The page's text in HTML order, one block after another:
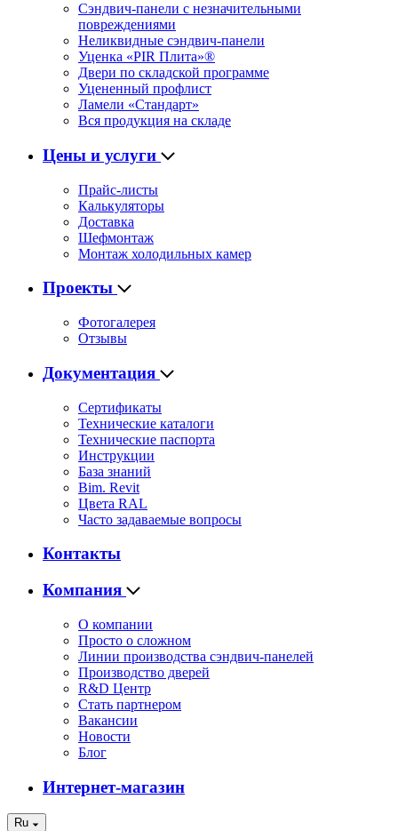
Сэндвич-панели с незначительными
повреждениями
Неликвидные сэндвич-панели
Уценка «PIR Плита»®
Двери по складской программе
Уцененный профлист
Ламели «Стандарт»
Вся продукция на складе
Цены и услуги
Прайс-листы
Калькуляторы
Доставка
Шефмонтаж
Монтаж холодильных камер
Проекты
Фотогалерея
Отзывы
Документация
Сертификаты
Технические каталоги
Технические паспорта
Инструкции
База знаний
Bim. Revit
Цвета RAL
Часто задаваемые вопросы
Контакты
Компания
О компании
Просто о сложном
Линии производства сэндвич-панелей
Производство дверей
R&D Центр
Стать партнером
Вакансии
Новости
Блог
Интернет-магазин
Ru